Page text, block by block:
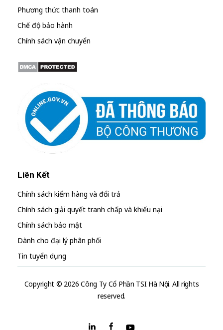
Phương thức thanh toán
Chế độ bảo hành
Chính sách vận chuyển
Liên Kết
Chính sách kiểm hàng và đổi trả
Chính sách giải quyết tranh chấp và khiếu nại
Chính sách bảo mật
Dành cho đại lý phân phối
Tin tuyển dụng
Copyright © 2026 Công Ty Cổ Phần TSI Hà Nội. All rights
reserved.